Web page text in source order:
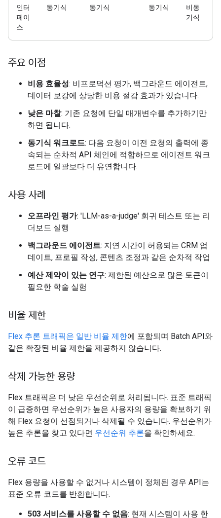
인터
페이
스
동기식 동기식 동기식
비동
기식
주요 이점
비용 효율성: 비프로덕션 평가, 백그라운드 에이전트,
데이터 보강에 상당한 비용 절감 효과가 있습니다.
낮은 마찰: 기존 요청에 단일 매개변수를 추가하기만
하면 됩니다.
동기식 워크로드: 다음 요청이 이전 요청의 출력에 종
속되는 순차적 API 체인에 적합하므로 에이전트 워크
로드에 일괄보다 더 유연합니다.
사용 사례
오프라인 평가: 'LLM-as-a-judge' 회귀 테스트 또는 리
더보드 실행
백그라운드 에이전트: 지연 시간이 허용되는 CRM 업
데이트, 프로필 작성, 콘텐츠 조정과 같은 순차적 작업
예산 제약이 있는 연구: 제한된 예산으로 많은 토큰이
필요한 학술 실험
비율 제한
Flex 추론 트래픽은 일반 비율 제한에 포함되며 Batch API와
같은 확장된 비율 제한을 제공하지 않습니다.
삭제 가능한 용량
Flex 트래픽은 더 낮은 우선순위로 처리됩니다. 표준 트래픽
이 급증하면 우선순위가 높은 사용자의 용량을 확보하기 위
해 Flex 요청이 선점되거나 삭제될 수 있습니다. 우선순위가
높은 추론을 찾고 있다면 우선순위 추론을 확인하세요.
오류 코드
Flex 용량을 사용할 수 없거나 시스템이 정체된 경우 API는
표준 오류 코드를 반환합니다.
503 서비스를 사용할 수 없음: 현재 시스템이 사용 한